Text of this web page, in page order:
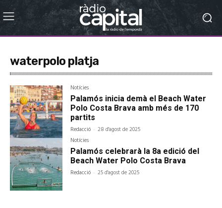
waterpolo platja
Notícies
Palamós inicia demà el Beach Water
Polo Costa Brava amb més de 170
partits
Redacció - 28 d'agost de 2025
Notícies
Palamós celebrarà la 8a edició del
Beach Water Polo Costa Brava
Redacció - 25 d'agost de 2025